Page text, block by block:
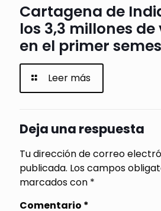
Cartagena de
los 3,3 millones
en el primer
Leer más
Deja una respuesta
Tu dirección de correo
publicada. Los campos
marcados con *
Comentario *